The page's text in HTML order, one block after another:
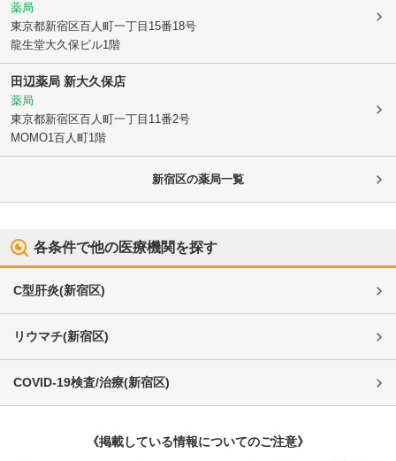
薬局
東京都新宿区百人町一丁目15番18号
龍生堂大久保ビル1階
田辺薬局 新大久保店
薬局
東京都新宿区百人町一丁目11番2号
MOMO1百人町1階
新宿区の薬局一覧
各条件で他の医療機関を探す
C型肝炎(新宿区)
リウマチ(新宿区)
COVID-19検査/治療(新宿区)
《掲載している情報についてのご注意》